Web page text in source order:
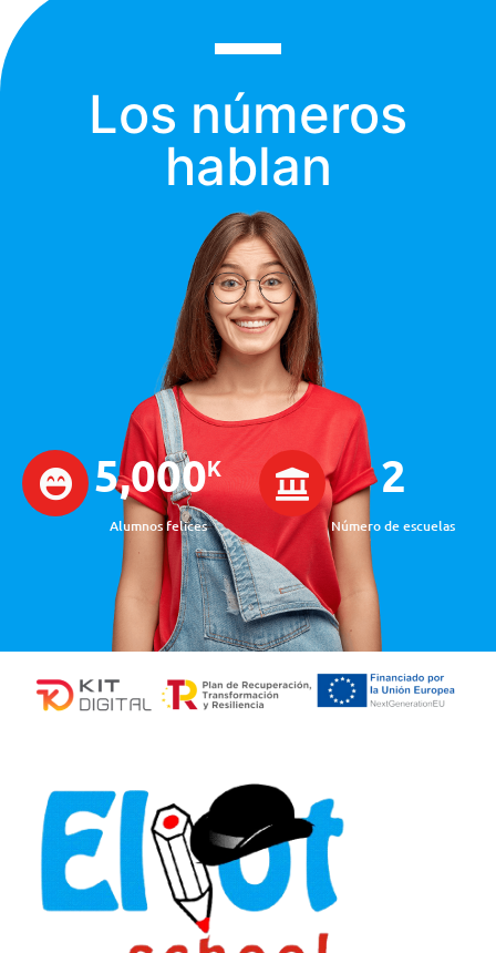
Los números
hablan
5,000K
Alumnos felices
2
Número de escuelas